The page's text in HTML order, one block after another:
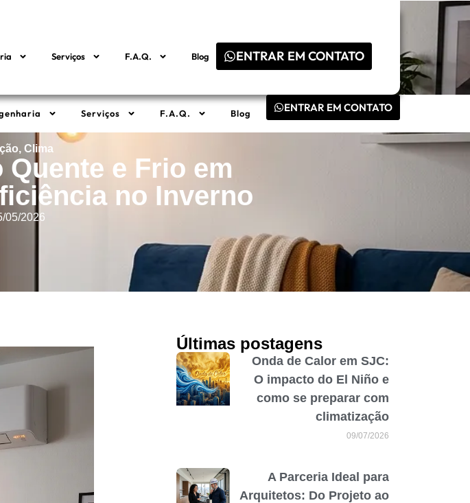
Serviços F.A.Q. Blog ENTRAR EM CONTATO
Serviços F.A.Q. Blog ENTRAR EM CONTATO
, Clima
e Frio em
no Inverno
05/2026
Últimas postagens
Onda de Calor em SJC:
O impacto do El Niño e
como se preparar com
climatização
09/07/2026
A Parceria Ideal para
Arquitetos: Do Projeto ao